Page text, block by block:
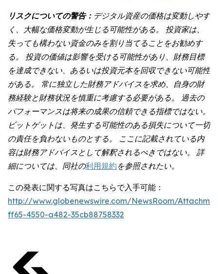
リスクについての警告： デジタル資産の価格は変動しやす
く、大幅な価格変動が生じる可能性がある。 投資家は、
失っても構わない資金のみを割り当てることをお勧めす
る。 投資の価値は影響を受ける可能性があり、財務目標
を達成できない、あるいは投資元本を回収できない可能性
がある。 常に独立した財務アドバイスを求め、自身の財
務経験と財務状況を慎重に考慮する必要がある。 過去の
パフォーマンスは将来の成果の信頼できる指標ではない。
ビットゲットは、発生する可能性のある損失について一切
の責任を負わないものとする。 ここに記載されている内
容は財務アドバイスとして解釈されるべきではない。 詳
細については、同社の利用規約を参照されたい。
この発表に関する写真はこちらで入手可能：
http://www.globenewswire.com/NewsRoom/
ff65-4550-a482-35cb88758332